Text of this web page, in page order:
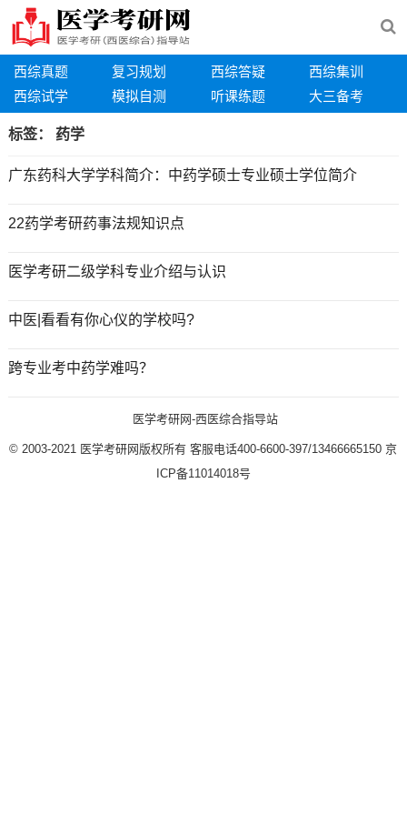
西综真题 复习规划 西综答疑
西综集训
西综试学
模拟自测 听课练题 大三备考
标签： 药学
广东药科大学学科简介：中药学硕士专业硕士学位简介
22药学考研药事法规知识点
医学考研二级学科专业介绍与认识
中医|看看有你心仪的学校吗?
跨专业考中药学难吗？
医学考研网-西医综合指导站
© 2003-2021 医学考研网版权所有 客服电话400-6600-397/13466665150 京
ICP备11014018号